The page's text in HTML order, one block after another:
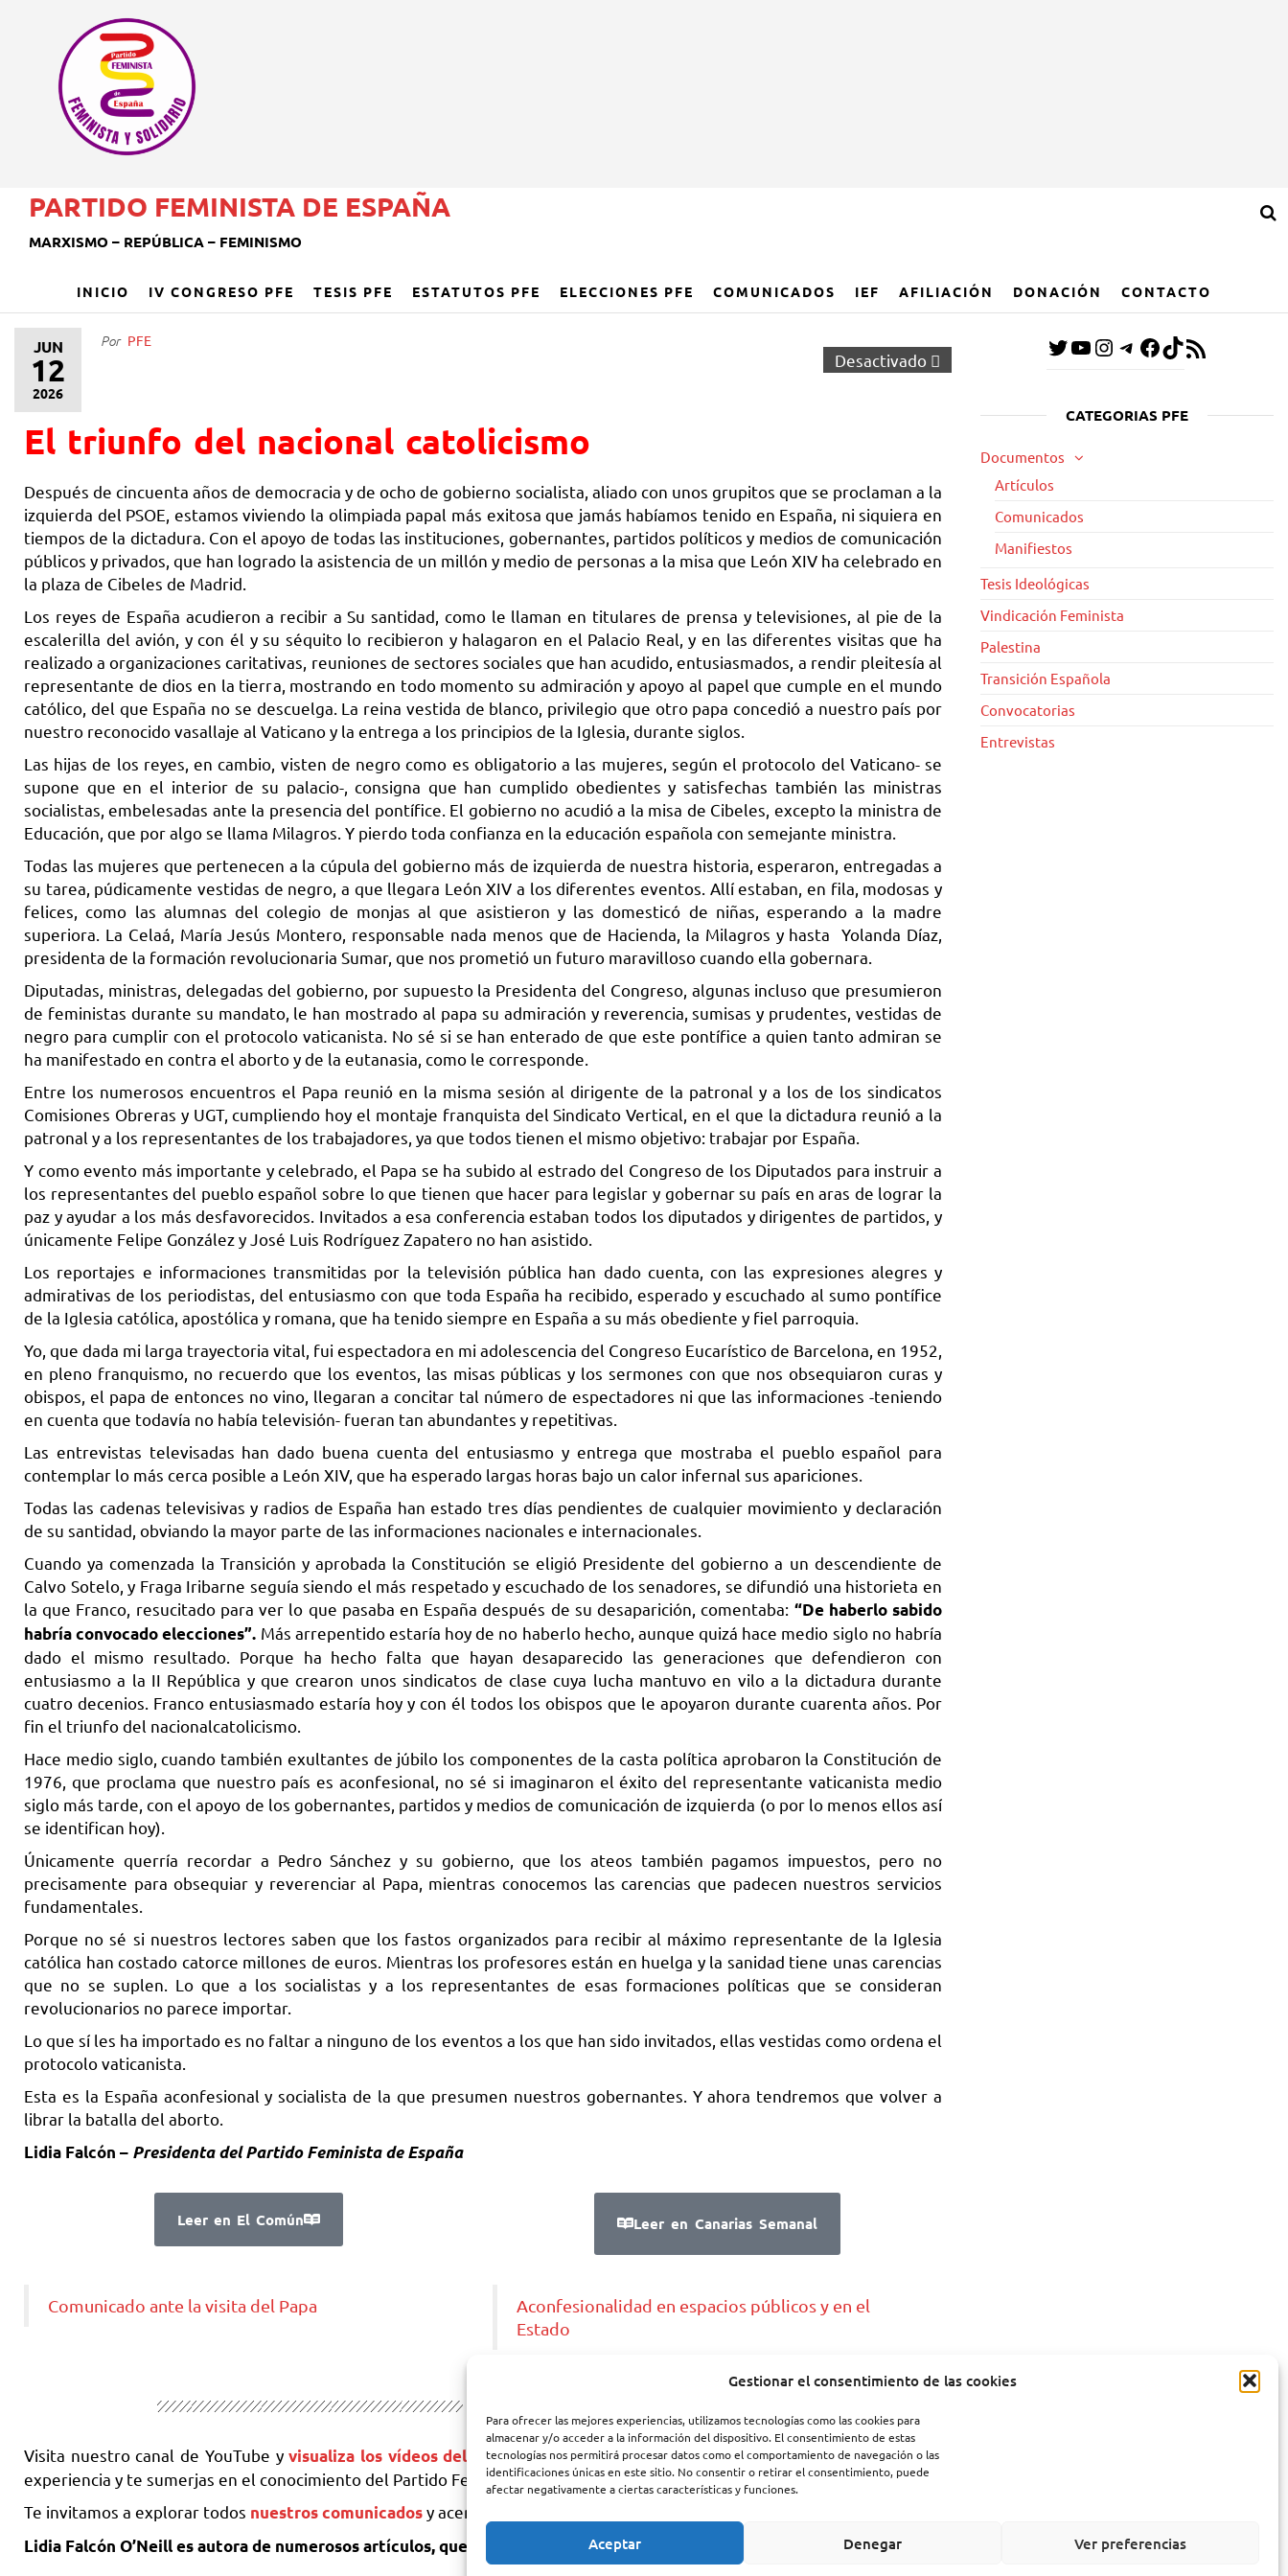
Gestionar el consentimiento de las cookies
Para ofrecer las mejores experiencias, utilizamos tecnologías como las cookies para
almacenar y/o acceder a la información del dispositivo. El consentimiento de estas
tecnologías nos permitirá procesar datos como el comportamiento de navegación o las
identificaciones únicas en este sitio. No consentir o retirar el consentimiento, puede
afectar negativamente a ciertas características y funciones.
Aceptar Denegar Ver preferencias
PARTIDO FEMINISTA DE ESPAÑA
MARXISMO – REPÚBLICA – FEMINISMO
INICIO IV CONGRESO PFE TESIS PFE ESTATUTOS PFE ELECCIONES PFE COMUNICADOS IEF AFILIACIÓN DONACIÓN CONTACTO
JUN
12
2026
Desactivado
Por PFE
El triunfo del nacional catolicismo
Después de cincuenta años de democracia y de ocho de gobierno socialista, aliado con unos grupitos que se proclaman a la
izquierda del PSOE, estamos viviendo la olimpiada papal más exitosa que jamás habíamos tenido en España, ni siquiera en
tiempos de la dictadura. Con el apoyo de todas las instituciones, gobernantes, partidos políticos y medios de comunicación
públicos y privados, que han logrado la asistencia de un millón y medio de personas a la misa que León XIV ha celebrado en
la plaza de Cibeles de Madrid.
Los reyes de España acudieron a recibir a Su santidad, como le llaman en titulares de prensa y televisiones, al pie de la
escalerilla del avión, y con él y su séquito lo recibieron y halagaron en el Palacio Real, y en las diferentes visitas que ha
realizado a organizaciones caritativas, reuniones de sectores sociales que han acudido, entusiasmados, a rendir pleitesía al
representante de dios en la tierra, mostrando en todo momento su admiración y apoyo al papel que cumple en el mundo
católico, del que España no se descuelga. La reina vestida de blanco, privilegio que otro papa concedió a nuestro país por
nuestro reconocido vasallaje al Vaticano y la entrega a los principios de la Iglesia, durante siglos.
Las hijas de los reyes, en cambio, visten de negro como es obligatorio a las mujeres, según el protocolo del Vaticano- se
supone que en el interior de su palacio-, consigna que han cumplido obedientes y satisfechas también las ministras
socialistas, embelesadas ante la presencia del pontífice. El gobierno no acudió a la misa de Cibeles, excepto la ministra de
Educación, que por algo se llama Milagros. Y pierdo toda confianza en la educación española con semejante ministra.
Todas las mujeres que pertenecen a la cúpula del gobierno más de izquierda de nuestra historia, esperaron, entregadas a
su tarea, púdicamente vestidas de negro, a que llegara León XIV a los diferentes eventos. Allí estaban, en fila, modosas y
felices, como las alumnas del colegio de monjas al que asistieron y las domesticó de niñas, esperando a la madre
superiora. La Celaá, María Jesús Montero, responsable nada menos que de Hacienda, la Milagros y hasta Yolanda Díaz,
presidenta de la formación revolucionaria Sumar, que nos prometió un futuro maravilloso cuando ella gobernara.
Diputadas, ministras, delegadas del gobierno, por supuesto la Presidenta del Congreso, algunas incluso que presumieron
de feministas durante su mandato, le han mostrado al papa su admiración y reverencia, sumisas y prudentes, vestidas de
negro para cumplir con el protocolo vaticanista. No sé si se han enterado de que este pontífice a quien tanto admiran se
ha manifestado en contra el aborto y de la eutanasia, como le corresponde.
Entre los numerosos encuentros el Papa reunió en la misma sesión al dirigente de la patronal y a los de los sindicatos
Comisiones Obreras y UGT, cumpliendo hoy el montaje franquista del Sindicato Vertical, en el que la dictadura reunió a la
patronal y a los representantes de los trabajadores, ya que todos tienen el mismo objetivo: trabajar por España.
Y como evento más importante y celebrado, el Papa se ha subido al estrado del Congreso de los Diputados para instruir a
los representantes del pueblo español sobre lo que tienen que hacer para legislar y gobernar su país en aras de lograr la
paz y ayudar a los más desfavorecidos. Invitados a esa conferencia estaban todos los diputados y dirigentes de partidos, y
únicamente Felipe González y José Luis Rodríguez Zapatero no han asistido.
Los reportajes e informaciones transmitidas por la televisión pública han dado cuenta, con las expresiones alegres y
admirativas de los periodistas, del entusiasmo con que toda España ha recibido, esperado y escuchado al sumo pontífice
de la Iglesia católica, apostólica y romana, que ha tenido siempre en España a su más obediente y fiel parroquia.
Yo, que dada mi larga trayectoria vital, fui espectadora en mi adolescencia del Congreso Eucarístico de Barcelona, en 1952,
en pleno franquismo, no recuerdo que los eventos, las misas públicas y los sermones con que nos obsequiaron curas y
obispos, el papa de entonces no vino, llegaran a concitar tal número de espectadores ni que las informaciones -teniendo
en cuenta que todavía no había televisión- fueran tan abundantes y repetitivas.
Las entrevistas televisadas han dado buena cuenta del entusiasmo y entrega que mostraba el pueblo español para
contemplar lo más cerca posible a León XIV, que ha esperado largas horas bajo un calor infernal sus apariciones.
Todas las cadenas televisivas y radios de España han estado tres días pendientes de cualquier movimiento y declaración
de su santidad, obviando la mayor parte de las informaciones nacionales e internacionales.
Cuando ya comenzada la Transición y aprobada la Constitución se eligió Presidente del gobierno a un descendiente de
Calvo Sotelo, y Fraga Iribarne seguía siendo el más respetado y escuchado de los senadores, se difundió una historieta en
la que Franco, resucitado para ver lo que pasaba en España después de su desaparición, comentaba: “De haberlo sabido
habría convocado elecciones”. Más arrepentido estaría hoy de no haberlo hecho, aunque quizá hace medio siglo no habría
dado el mismo resultado. Porque ha hecho falta que hayan desaparecido las generaciones que defendieron con
entusiasmo a la II República y que crearon unos sindicatos de clase cuya lucha mantuvo en vilo a la dictadura durante
cuatro decenios. Franco entusiasmado estaría hoy y con él todos los obispos que le apoyaron durante cuarenta años. Por
fin el triunfo del nacionalcatolicismo.
Hace medio siglo, cuando también exultantes de júbilo los componentes de la casta política aprobaron la Constitución de
1976, que proclama que nuestro país es aconfesional, no sé si imaginaron el éxito del representante vaticanista medio
siglo más tarde, con el apoyo de los gobernantes, partidos y medios de comunicación de izquierda (o por lo menos ellos así
se identifican hoy).
Únicamente querría recordar a Pedro Sánchez y su gobierno, que los ateos también pagamos impuestos, pero no
precisamente para obsequiar y reverenciar al Papa, mientras conocemos las carencias que padecen nuestros servicios
fundamentales.
Porque no sé si nuestros lectores saben que los fastos organizados para recibir al máximo representante de la Iglesia
católica han costado catorce millones de euros. Mientras los profesores están en huelga y la sanidad tiene unas carencias
que no se suplen. Lo que a los socialistas y a los representantes de esas formaciones políticas que se consideran
revolucionarios no parece importar.
Lo que sí les ha importado es no faltar a ninguno de los eventos a los que han sido invitados, ellas vestidas como ordena el
protocolo vaticanista.
Esta es la España aconfesional y socialista de la que presumen nuestros gobernantes. Y ahora tendremos que volver a
librar la batalla del aborto.
Lidia Falcón – Presidenta del Partido Feminista de España
Leer en El Común Leer en Canarias Semanal
Comunicado ante la visita del Papa
Aconfesionalidad en espacios públicos y en el
Estado
Visita nuestro canal de YouTube y visualiza los vídeos del PFE¡Te animamos a que saques el máximo provecho de esta
experiencia y te sumerjas en el conocimiento del Partido Feminista de España!
Te invitamos a explorar todos nuestros comunicadosy acercarte a nuestra propuesta política. ¡Gracias por tu interés!
Lidia Falcón O’Neill es autora de numerosos artículos, que pueden consultarse en la
CATEGORIAS PFE
Documentos
Artículos
Comunicados
Manifiestos
Tesis Ideológicas
Vindicación Feminista
Palestina
Transición Española
Convocatorias
Entrevistas